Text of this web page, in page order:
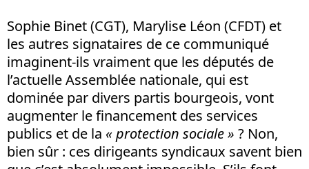
Sophie Binet (CGT), Marylise Léon (CFDT) et
les autres signataires de ce communiqué
imaginent-ils vraiment que les députés de
l’actuelle Assemblée nationale, qui est
dominée par divers partis bourgeois, vont
augmenter le financement des services
publics et de la « protection sociale » ? Non,
bien sûr : ces dirigeants syndicaux savent bien